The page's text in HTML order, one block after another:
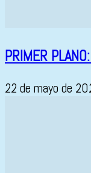
PRIMER
22 de mayo de